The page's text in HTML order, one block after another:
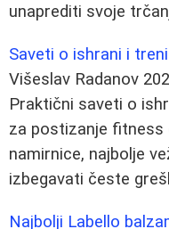
unaprediti svoje
Saveti o ishrani i
Višeslav Radanov
Praktični saveti o
za postizanje fitness
namirnice, najbolje
izbegavati česte
Najbolji Labello